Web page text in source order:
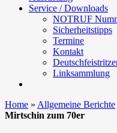
Service / Downloads
NOTRUF
Sicherheitstipps
Termine
Kontakt
Linksammlung
Home » Allgemeine Berichte
Mirtschin zum 70er